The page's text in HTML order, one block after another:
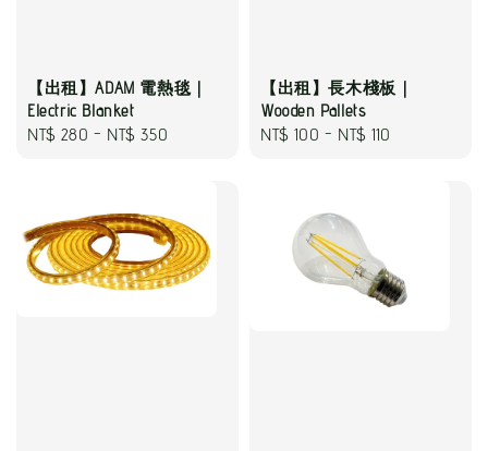
【出租】ADAM 電熱毯｜
Electric Blanket
Regular
NT$ 280 - NT$ 350
【出租】長木棧板｜
Wooden Pallets
Regular
NT$ 100 - NT$ 110